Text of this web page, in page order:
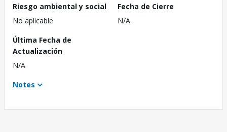
Riesgo ambiental y social
No aplicable
Fecha de Cierre
N/A
Última Fecha de
Actualización
N/A
Notes